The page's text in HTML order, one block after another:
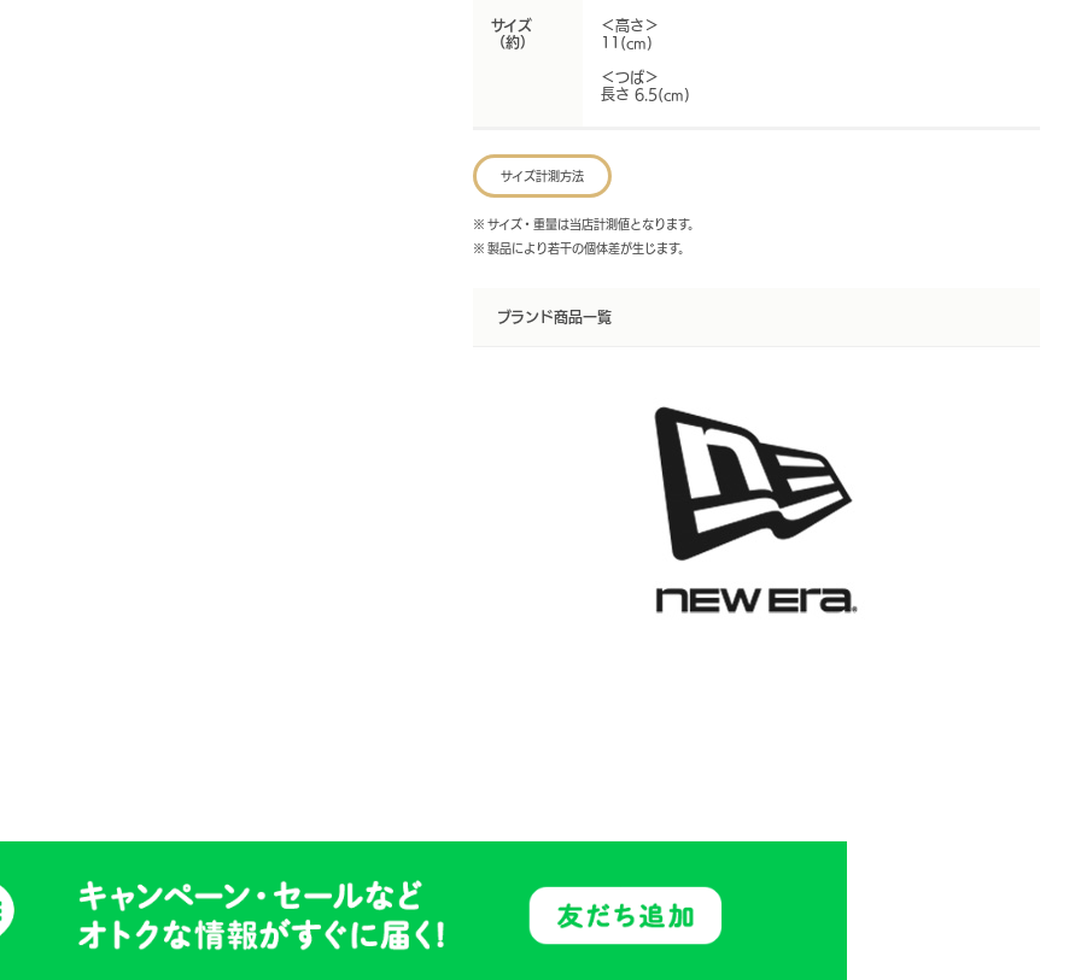
サイズ
（約）
＜高さ＞
11(cm)
＜つば＞
長さ 6.5(cm)
サイズ計測方法
※ サイズ・重量は当店計測値となります。
※ 製品により若干の個体差が生じます。
ブランド商品一覧